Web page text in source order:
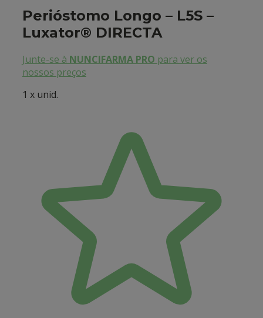
Perióstomo Longo – L5S –
Luxator® DIRECTA
Junte-se à NUNCIFARMA PRO para ver os
nossos preços
1 x unid.